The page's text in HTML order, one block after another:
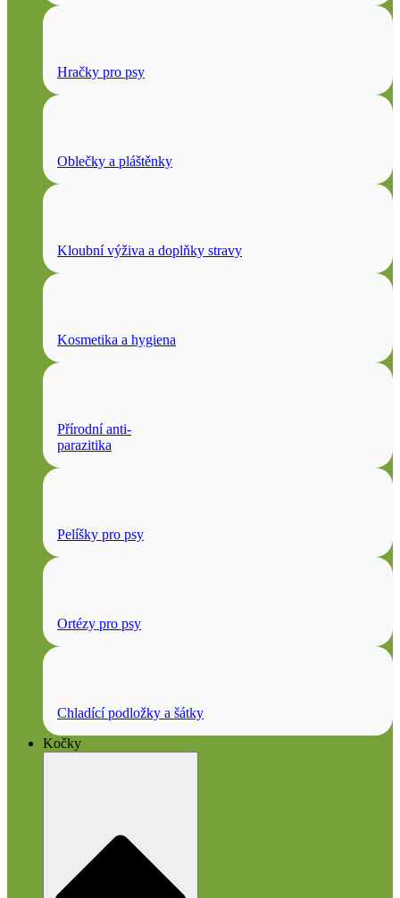
Hračky pro psy
Oblečky a pláštěnky
Kloubní výživa a doplňky stravy
Kosmetika a hygiena
Přírodní anti-
parazitika
Pelíšky pro psy
Ortézy pro psy
Chladící podložky a šátky
Kočky